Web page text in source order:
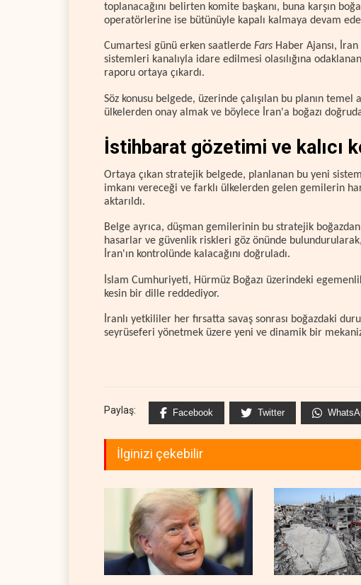
toplanacağını belirten komite başkanı, buna karşın
operatörlerine ise bütünüyle kapalı kalmaya devam
Cumartesi günü erken saatlerde Fars Haber Ajansı, İran
sistemleri kanalıyla idare edilmesi olasılığına
raporu ortaya çıkardı.
Söz konusu belgede, üzerinde çalışılan bu planın temel
ülkelerden onay almak ve böylece İran'a boğazı
İstihbarat gözetimi ve kalıcı
Ortaya çıkan stratejik belgede, planlanan bu yeni
imkanı vereceği ve farklı ülkelerden gelen gemilerin
aktarıldı.
Belge ayrıca, düşman gemilerinin bu stratejik
hasarlar ve güvenlik riskleri göz önünde
İran'ın kontrolünde kalacağını doğruladı.
İslam Cumhuriyeti, Hürmüz Boğazı üzerindeki
kesin bir dille reddediyor.
İranlı yetkililer her fırsatta savaş sonrası boğazdaki
seyrüseferi yönetmek üzere yeni ve dinamik bir
Paylaş: Facebook Twitter
İlginizi çekebilir